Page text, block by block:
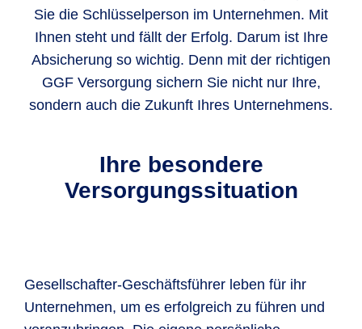
Sie die Schlüsselperson im Unternehmen. Mit
Ihnen steht und fällt der Erfolg. Darum ist Ihre
Absicherung so wichtig. Denn mit der richtigen
GGF Versorgung sichern Sie nicht nur Ihre,
sondern auch die Zukunft Ihres Unternehmens.
Ihre besondere
Versorgungssituation
Gesellschafter-Geschäftsführer leben für ihr
Unternehmen, um es erfolgreich zu führen und